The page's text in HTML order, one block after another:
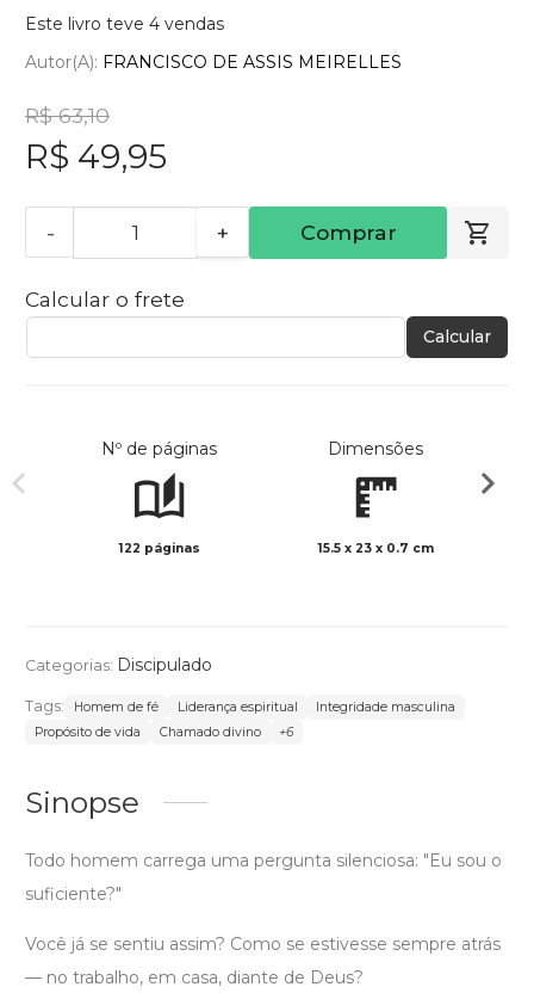
Este livro teve 4 vendas
Autor(a): FRANCISCO DE ASSIS MEIRELLES
R$ 63,10
R$ 49,95
- + Comprar
Calcular o frete
Calcular
Nº de páginas
122 páginas
Dimensões
15.5 x 23 x 0.7 cm
Categorias: Discipulado
Tags: Homem de fé Liderança espiritual
Integridade masculina
Propósito de vida
Chamado divino +6
Sinopse
Todo homem carrega uma pergunta silenciosa: "Eu sou o
suficiente?"
Você já se sentiu assim? Como se estivesse sempre atrás
— no trabalho, em casa, diante de Deus?